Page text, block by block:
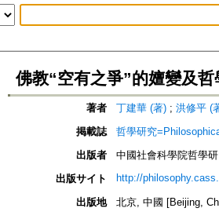
佛教“空有之爭”的嬗變及哲
著者 丁建華 (著) ; 洪修平 (
掲載誌
哲學研究
出版者
中國社會科學院哲學
出版サイト
http://
出版地
北京, 中國 [Beijing,